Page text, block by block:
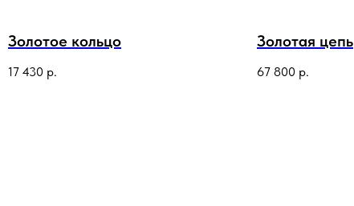
Золотое кольцо
17 430 р.
Золотая цепь
67 800 р.